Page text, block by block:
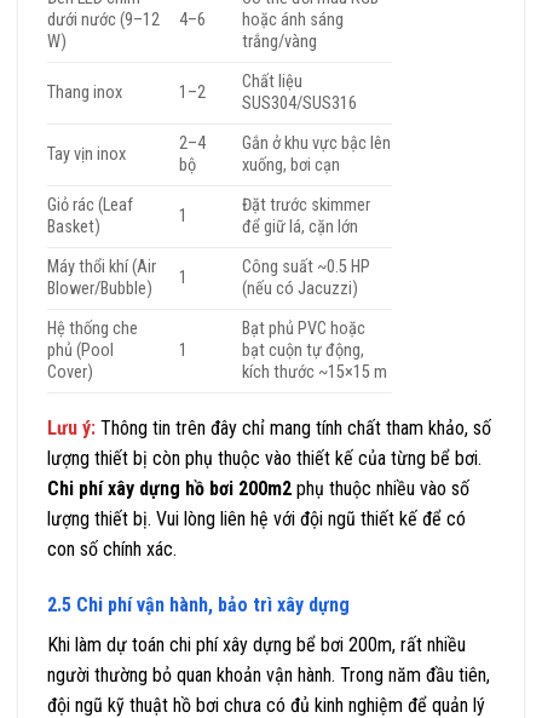
dưới nước (9–12
W)
4–6
hoặc ánh sáng
trắng/vàng
Thang inox 1–2
Chất liệu
SUS304/SUS316
Tay vịn inox
2–4
bộ
Gắn ở khu vực bậc lên
xuống, bơi cạn
Giỏ rác (Leaf
Basket)
1
Đặt trước skimmer
để giữ lá, cặn lớn
Máy thổi khí (Air
Blower/Bubble)
1
Công suất ~0.5 HP
(nếu có Jacuzzi)
Hệ thống che
phủ (Pool
Cover)
1
Bạt phủ PVC hoặc
bạt cuộn tự động,
kích thước ~15×15 m
Lưu ý: Thông tin trên đây chỉ mang tính chất tham khảo, số
lượng thiết bị còn phụ thuộc vào thiết kế của từng bể bơi.
Chi phí xây dựng hồ bơi 200m2 phụ thuộc nhiều vào số
lượng thiết bị. Vui lòng liên hệ với đội ngũ thiết kế để có
con số chính xác.
2.5 Chi phí vận hành, bảo trì xây dựng
Khi làm dự toán chi phí xây dựng bể bơi 200m, rất nhiều
người thường bỏ quan khoản vận hành. Trong năm đầu tiên,
đội ngũ kỹ thuật hồ bơi chưa có đủ kinh nghiệm để quản lý